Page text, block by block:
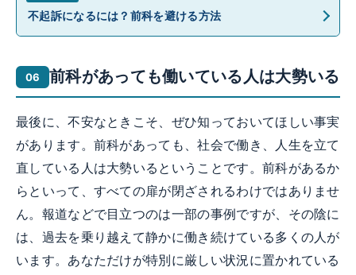
不起訴になるには？前科を避ける方法
前科があっても働いている人は大勢いる
最後に、不安なときこそ、ぜひ知っておいてほしい事実
があります。前科があっても、社会で働き、人生を立て
直している人は大勢いるということです。前科があるか
らといって、すべての扉が閉ざされるわけではありませ
ん。報道などで目立つのは一部の事例ですが、その陰に
は、過去を乗り越えて静かに働き続けている多くの人が
います。あなただけが特別に厳しい状況に置かれている